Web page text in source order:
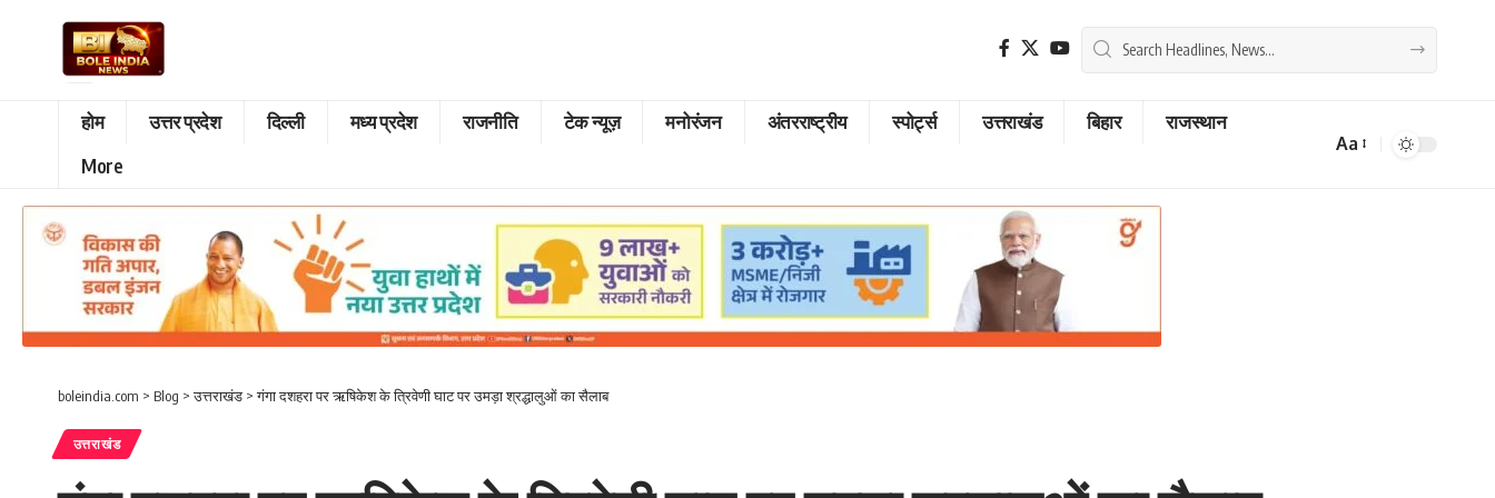
होम उत्तर प्रदेश दिल्ली मध्य प्रदेश राजनीति टेक न्यूज़ मनोरंजन अंतरराष्ट्रीय स्पोर्ट्स उत्तराखंड बिहार
राजस्थान
More
Font
Aa
boleindia.com > Blog >उत्तराखंड >गंगा दशहरा पर ऋषिकेश के त्रिवेणी घाट पर उमड़ा श्रद्धालुओं का सैलाब
उत्तराखंड